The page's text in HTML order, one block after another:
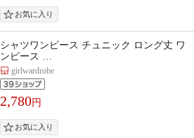
シャツワンピース チュニック ロング丈 ワ
ンピース …
girlwardrobe
2,780円